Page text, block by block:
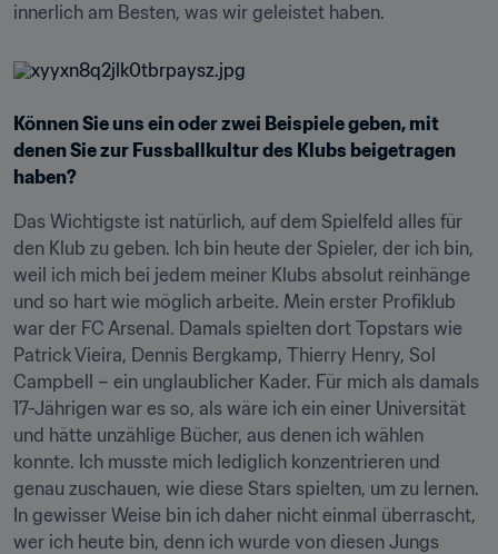
innerlich am Besten, was wir geleistet haben.
Können Sie uns ein oder zwei Beispiele geben, mit
denen Sie zur Fussballkultur des Klubs beigetragen
haben?
Das Wichtigste ist natürlich, auf dem Spielfeld alles für
den Klub zu geben. Ich bin heute der Spieler, der ich bin,
weil ich mich bei jedem meiner Klubs absolut reinhänge
und so hart wie möglich arbeite. Mein erster Profiklub
war der FC Arsenal. Damals spielten dort Topstars wie
Patrick Vieira, Dennis Bergkamp, Thierry Henry, Sol
Campbell – ein unglaublicher Kader. Für mich als damals
17-Jährigen war es so, als wäre ich ein einer Universität
und hätte unzählige Bücher, aus denen ich wählen
konnte. Ich musste mich lediglich konzentrieren und
genau zuschauen, wie diese Stars spielten, um zu lernen.
In gewisser Weise bin ich daher nicht einmal überrascht,
wer ich heute bin, denn ich wurde von diesen Jungs